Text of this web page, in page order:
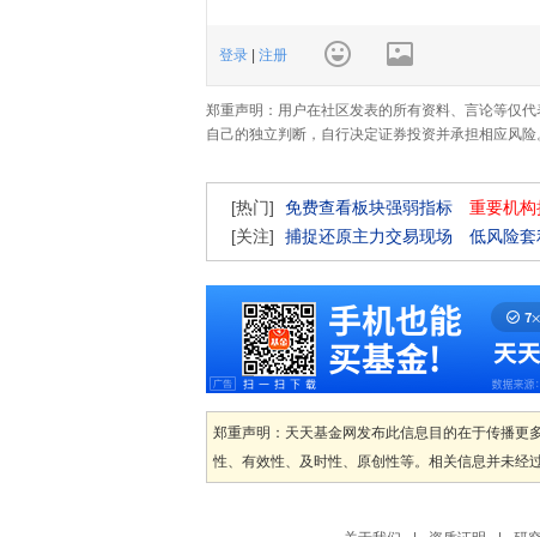
登录 注册
郑重声明：用户在社区发表的所有资料、言论等仅
自己的独立判断，自行决定证券投资并承担相应风险
[热门] 免费查看板块强弱指标 重要机
[关注]
捕捉还原主力交易现场 低风险
郑重声明：天天基金网发布此信息目的在于传播更
性、有效性、及时性、原创性等。相关信息并未经